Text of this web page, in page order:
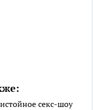
секс-шоу